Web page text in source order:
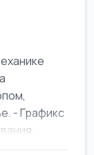
- Графикс